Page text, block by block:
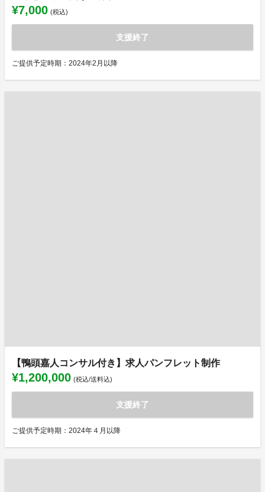
¥7,000 (税込)
支援終了
ご提供予定時期：2024年2月以降
【鴨頭嘉人コンサル付き】求人パンフレット制作
¥1,200,000 (税込/送料込)
支援終了
ご提供予定時期：2024年４月以降